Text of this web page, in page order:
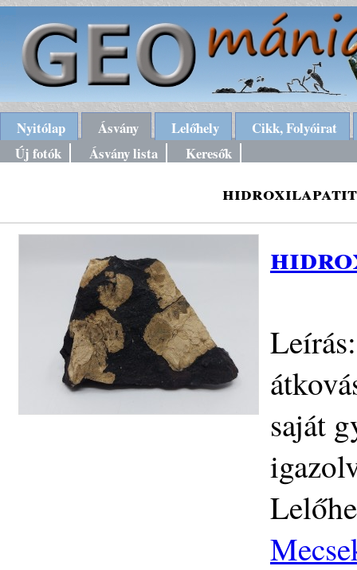
Nyitólap Ásvány Lelőhely
Cikk, Folyóirat
Új fotók
Ásvány lista Keresők
saját